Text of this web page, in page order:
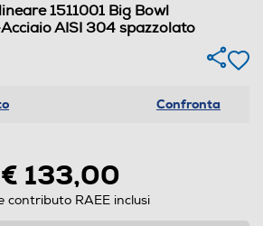
1511001 Big Bowl
AISI 304 spazzolato
Confronta
€ 133,00
contributo RAEE inclusi